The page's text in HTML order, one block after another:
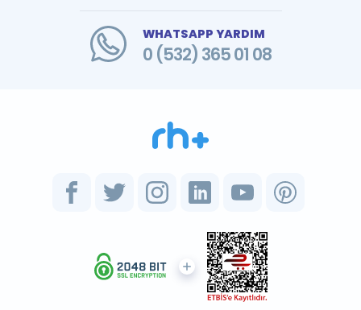
WHATSAPP YARDIM
0 (532) 365 01 08